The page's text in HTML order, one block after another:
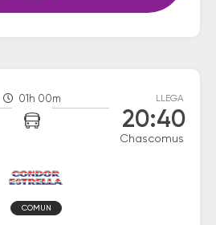
01h 00m LLEGA
20:40
Chascomus
COMUN